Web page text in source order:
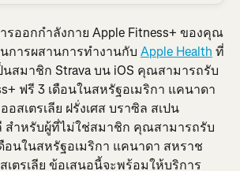
ออกกำลังกาย Apple Fitness+ ของคุณ
นการผสานการทำงานกับ Apple Health ที่
สมาชิก Strava บน iOS คุณสามารถรับ
ฟรี 3 เดือนในสหรัฐอเมริกา แคนาดา
สเตรเลีย ฝรั่งเศส บราซิล สเปน
สำหรับผู้ที่ไม่ใช่สมาชิก คุณสามารถรับ
อนในสหรัฐอเมริกา แคนาดา สหราช
ตรเลีย ข้อเสนอนี้จะพร้อมให้บริการ